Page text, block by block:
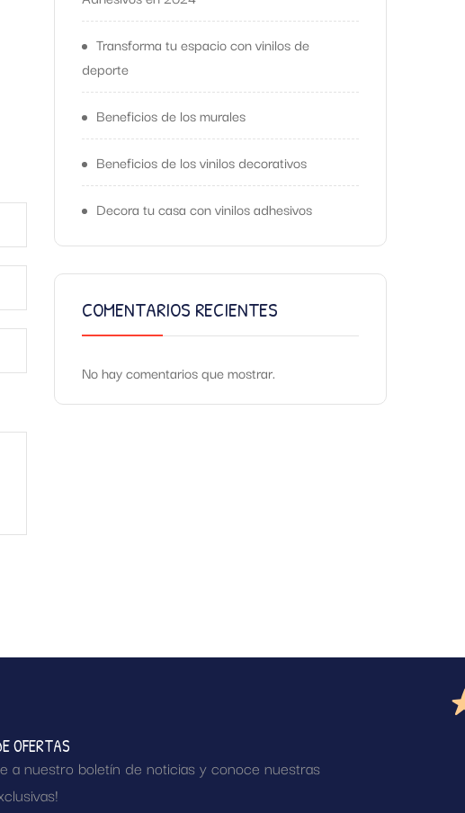
Transforma tu espacio con vinilos de
deporte
Beneficios de los murales
Beneficios de los vinilos decorativos
Decora tu casa con vinilos adhesivos
COMENTARIOS RECIENTES
No hay comentarios que mostrar.
OFERTAS
a nuestro boletín de noticias y conoce nuestras